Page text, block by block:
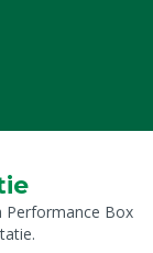
Performance Box